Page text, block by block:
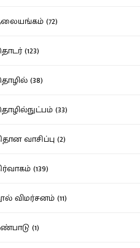
(72)
(123)
(38)
(33)
வாசிப்பு (2)
(139)
விமர்சனம் (11)
(1)